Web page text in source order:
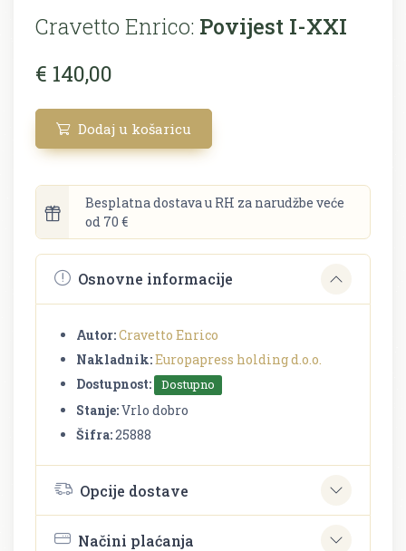
Cravetto Enrico: Povijest I-XXI
€ 140,00
Dodaj u košaricu
Besplatna dostava u RH za narudžbe veće
od 70 €
Osnovne informacije
Autor:Cravetto Enrico
Nakladnik:Europapress holding d.o.o.
Dostupnost:
Dostupno
Stanje:Vrlo dobro
Šifra:25888
Opcije dostave
Načini plaćanja